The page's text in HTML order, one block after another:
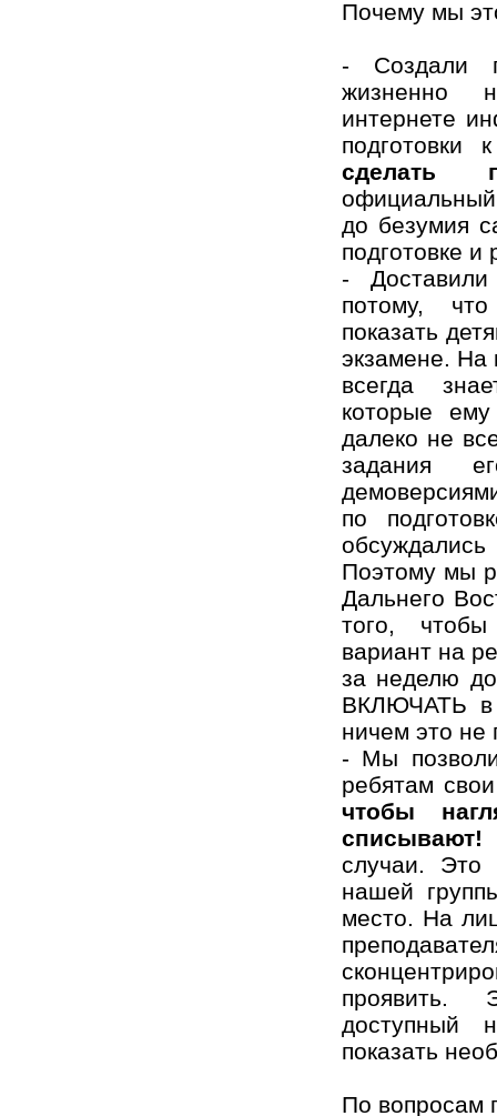
Почему мы
- Создали
жизненно
интернете
сделать
официальный
до безумия
подготовке и
-
потому,
показать
экзамене. На
всегда
которые
далеко не
задания
по
Поэтому мы
Дальнего
того,
вариант на
за неделю
ВКЛЮЧАТЬ
ничем это не
- Мы
ребятам
чтобы
списывают!
случаи.
нашей
место. На
проявить.
доступный
показать
По вопросам